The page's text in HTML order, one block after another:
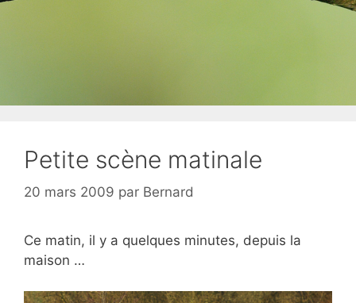
Petite scène matinale
20 mars 2009 par Bernard
Ce matin, il y a quelques minutes, depuis la
maison …